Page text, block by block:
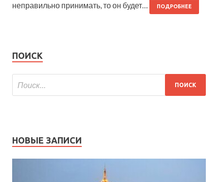
неправильно принимать, то он будет…
ПОДРОБНЕЕ
ПОИСК
НОВЫЕ ЗАПИСИ